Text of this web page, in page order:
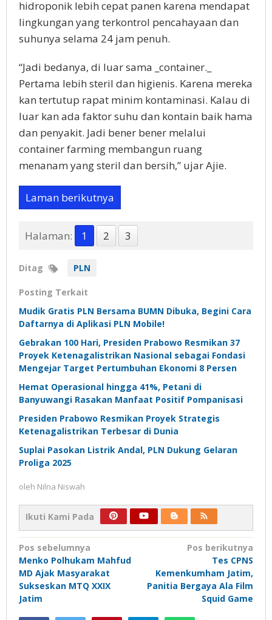
hidroponik lebih cepat panen karena mendapat
lingkungan yang terkontrol pencahayaan dan
suhunya selama 24 jam penuh.
“Jadi bedanya, di luar sama _container._
Pertama lebih steril dan higienis. Karena mereka
kan tertutup rapat minim kontaminasi. Kalau di
luar kan ada faktor suhu dan kontain baik hama
dan penyakit. Jadi bener bener melalui
container farming membangun ruang
menanam yang steril dan bersih,” ujar Ajie.
Laman berikutnya
Halaman: 1 2 3
Ditag PLN
Posting Terkait
Mudik Gratis PLN Bersama BUMN Dibuka, Begini Cara
Daftarnya di Aplikasi PLN Mobile!
Gebrakan 100 Hari, Presiden Prabowo Resmikan 37
Proyek Ketenagalistrikan Nasional sebagai Fondasi
Mengejar Target Pertumbuhan Ekonomi 8 Persen
Hemat Operasional hingga 41%, Petani di
Banyuwangi Rasakan Manfaat Positif Pompanisasi
Presiden Prabowo Resmikan Proyek Strategis
Ketenagalistrikan Terbesar di Dunia
Suplai Pasokan Listrik Andal, PLN Dukung Gelaran
Proliga 2025
oleh Nilna Niswah
Ikuti Kami Pada
Navigasi
pos
Pos sebelumnya
Menko Polhukam Mahfud
MD Ajak Masyarakat
Sukseskan MTQ XXIX
Jatim
Pos berikutnya
Tes CPNS
Kemenkumham Jatim,
Panitia Bergaya Ala Film
Squid Game